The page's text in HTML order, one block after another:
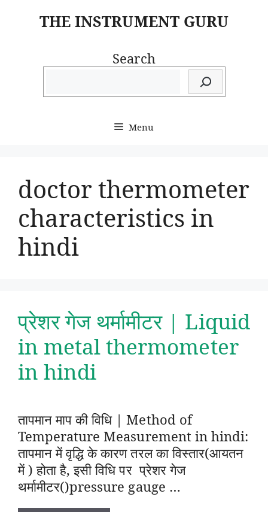
THE INSTRUMENT GURU
Search
Menu
doctor thermometer
characteristics in
hindi
प्रेशर गेज थर्मामीटर | Liquid
in metal thermometer
in hindi
तापमान माप की विधि | Method of
Temperature Measurement in hindi:
तापमान में वृद्धि के कारण तरल का विस्तार(आयतन
में ) होता है, इसी विधि पर प्रेशर गेज
थर्मामीटर()pressure gauge …